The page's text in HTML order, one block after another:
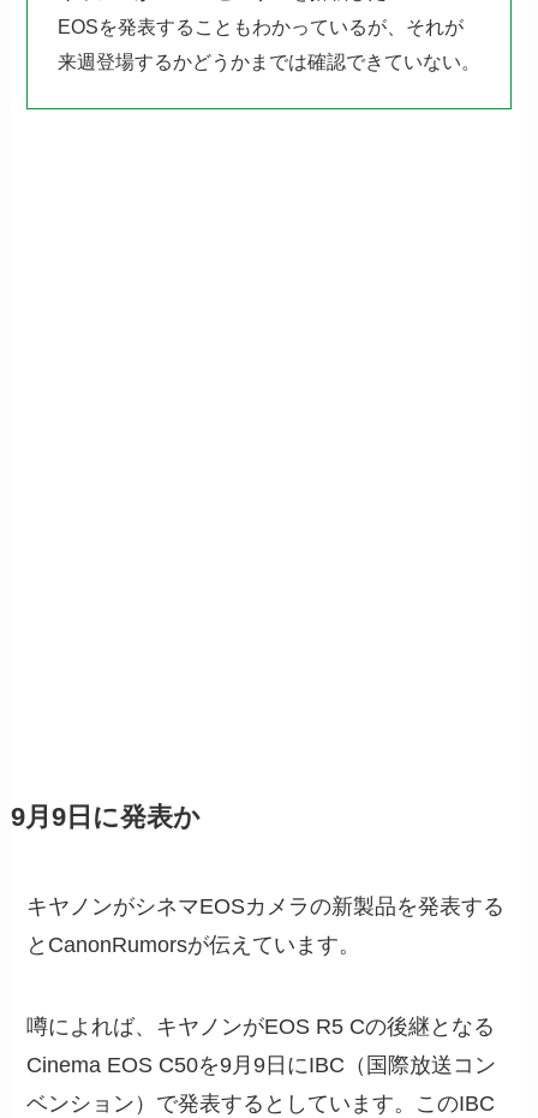
EOSを発表することもわかっているが、それが
来週登場するかどうかまでは確認できていない。
9月9日に発表か
キヤノンがシネマEOSカメラの新製品を発表する
とCanonRumorsが伝えています。
噂によれば、キヤノンがEOS R5 Cの後継となる
Cinema EOS C50を9月9日にIBC（国際放送コン
ベンション）で発表するとしています。このIBC